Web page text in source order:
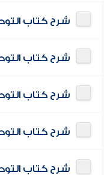
شرح كتاب
شرح كتاب
شرح كتاب
شرح كتاب
شرح كتاب